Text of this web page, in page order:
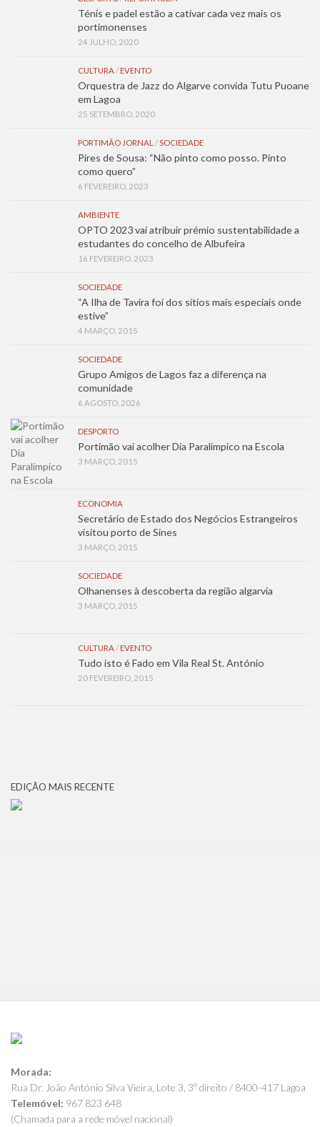
Ténis e padel estão a cativar cada vez mais os
portimonenses
24 JULHO, 2020
CULTURA / EVENTO
Orquestra de Jazz do Algarve convida Tutu Puoane
em Lagoa
25 SETEMBRO, 2020
PORTIMÃO JORNAL / SOCIEDADE
Pires de Sousa: “Não pinto como posso. Pinto
como quero”
6 FEVEREIRO, 2023
AMBIENTE
OPTO 2023 vai atribuir prémio sustentabilidade a
estudantes do concelho de Albufeira
16 FEVEREIRO, 2023
SOCIEDADE
“A Ilha de Tavira foi dos sítios mais especiais onde
estive”
4 MARÇO, 2015
SOCIEDADE
Grupo Amigos de Lagos faz a diferença na
comunidade
6 AGOSTO, 2026
DESPORTO
Portimão vai acolher Dia Paralímpico na Escola
3 MARÇO, 2015
ECONOMIA
Secretário de Estado dos Negócios Estrangeiros
visitou porto de Sines
3 MARÇO, 2015
SOCIEDADE
Olhanenses à descoberta da região algarvia
3 MARÇO, 2015
CULTURA / EVENTO
Tudo isto é Fado em Vila Real St. António
20 FEVEREIRO, 2015
EDIÇÃO MAIS RECENTE
Morada:
Rua Dr. João António Silva Vieira, Lote 3, 3º direito / 8400-417 Lagoa
Telemóvel: 967 823 648
(Chamada para a rede móvel nacional)